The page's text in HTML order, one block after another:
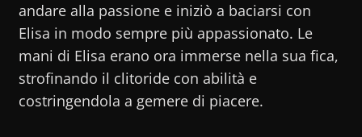
andare alla passione e iniziò a baciarsi con
Elisa in modo sempre più appassionato. Le
mani di Elisa erano ora immerse nella sua fica,
strofinando il clitoride con abilità e
costringendola a gemere di piacere.